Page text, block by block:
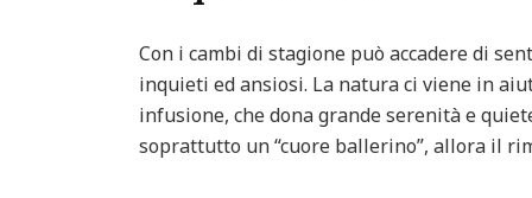
Con i cambi di stagione può accadere di
inquieti ed ansiosi. La natura ci viene in
infusione, che dona grande serenità e
soprattutto un “cuore ballerino”, allora il